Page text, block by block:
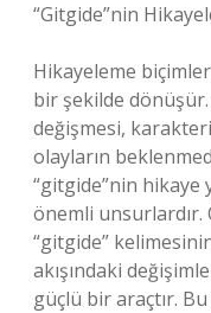
“Gitgide”nin
Hikayeleme
bir şekilde dönüşür.
değişmesi,
olayların
“gitgide”nin hikaye
önemli
“gitgide”
akışındaki
güçlü bir araçtır.